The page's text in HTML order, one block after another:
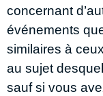
concernant
événements
similaires à
au sujet
sauf si vous